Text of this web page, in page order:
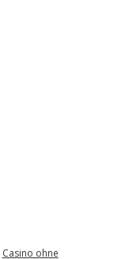
Casino ohne